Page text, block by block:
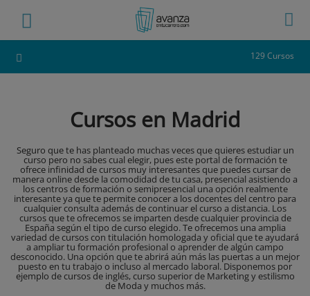
129 Cursos
Cursos en Madrid
Seguro que te has planteado muchas veces que quieres estudiar un
curso pero no sabes cual elegir, pues este portal de formación te
ofrece infinidad de cursos muy interesantes que puedes cursar de
manera online desde la comodidad de tu casa, presencial asistiendo a
los centros de formación o semipresencial una opción realmente
interesante ya que te permite conocer a los docentes del centro para
cualquier consulta además de continuar el curso a distancia. Los
cursos que te ofrecemos se imparten desde cualquier provincia de
España según el tipo de curso elegido. Te ofrecemos una amplia
variedad de cursos con titulación homologada y oficial que te ayudará
a ampliar tu formación profesional o aprender de algún campo
desconocido. Una opción que te abrirá aún más las puertas a un mejor
puesto en tu trabajo o incluso al mercado laboral. Disponemos por
ejemplo de cursos de inglés, curso superior de Marketing y estilismo
de Moda y muchos más.